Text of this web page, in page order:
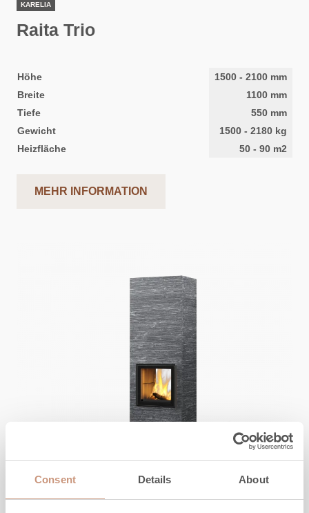
Consent Details About
KARELIA
Raita Trio
Höhe 1500 - 2100 mm
Breite
1100 mm
Tiefe
550 mm
Gewicht
1500 - 2180 kg
Heizfläche
50 - 90 m2
MEHR INFORMATION
Raita S 2D